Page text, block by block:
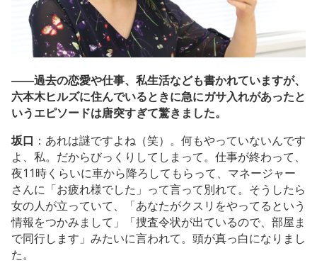
――過去の恋愛や仕事、私生活なども書かれていますが、
六本木ヒルズに住んでいるときに急にガサ入れがあったと
いうエピソードは唐突すぎて驚きました。
坂口 ：あれは謎ですよね（笑）。何もやっていないんです
よ、私。だからびっくりしてしまって。仕事が終わって、
夜11時くらいに車から降ろしてもらって、マネージャー
さんに「お疲れ様でした」って言って別れて。そうしたら
女の人が立っていて、「あなたがクスリをやってるという
情報をつかみまして」「捜査令状が出ているので、部屋ま
で同行します」みたいに言われて。頭が真っ白になりまし
た。